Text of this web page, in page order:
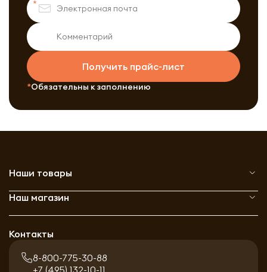
Получить прайс-лист
Обязательны к заполнению
Наши товары
Наш магазин
Контакты
8-800-775-30-88
+7 (495) 132-10-11